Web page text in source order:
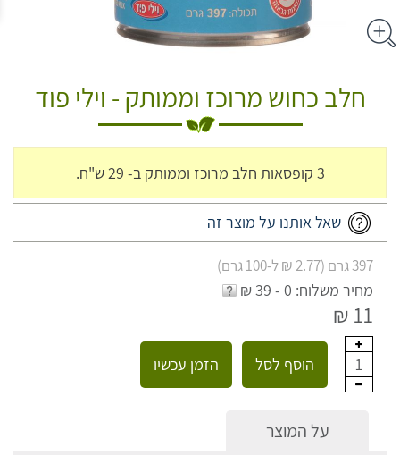
חלב כחוש מרוכז וממותק - וילי פוד
3 קופסאות חלב מרוכז וממותק ב- 29 ש"ח.
שאל אותנו על מוצר זה
397 גרם (2.77 ₪ ל-100 גרם)
מחיר משלוח: 0 - 39 ₪
11 ₪
1 הוסף לסל הזמן עכשיו
על המוצר